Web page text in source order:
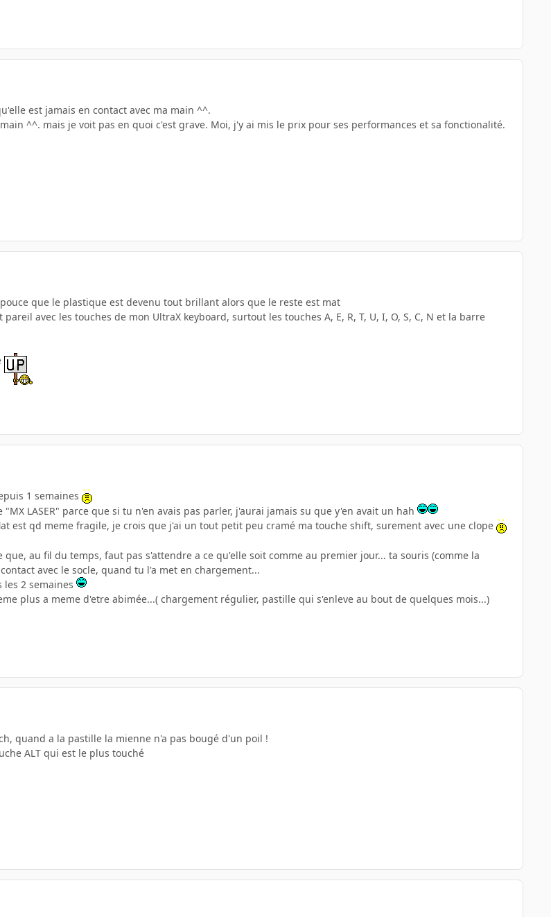
est jamais en contact avec ma main ^^.
^^. mais je voit pas en quoi c'est grave. Moi, j'y ai mis le prix pour ses performances et sa fonctionalité.
que le plastique est devenu tout brillant alors que le reste est mat
avec les touches de mon UltraX keyboard, surtout les touches A, E, R, T, U, I, O, S, C, N et la barre
1 semaines
LASER" parce que si tu n'en avais pas parler, j'aurai jamais su que y'en avait un hah
est qd meme fragile, je crois que j'ai un tout petit peu cramé ma touche shift, surement avec une clope
au fil du temps, faut pas s'attendre a ce qu'elle soit comme au premier jour... ta souris (comme la
avec le socle, quand tu l'a met en chargement...
2 semaines
plus a meme d'etre abimée...( chargement régulier, pastille qui s'enleve au bout de quelques mois...)
quand a la pastille la mienne n'a pas bougé d'un poil !
ALT qui est le plus touché